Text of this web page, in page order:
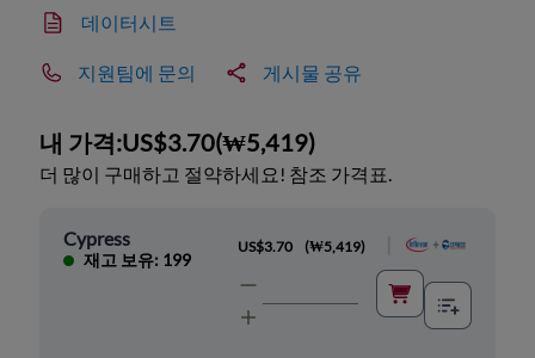
데이터시트
지원팀에 문의 게시물 공유
내 가격:US$3.70(₩5,419)
더 많이 구매하고 절약하세요! 참조 가격표.
Cypress
재고 보유: 199
US$3.70 (₩5,419)